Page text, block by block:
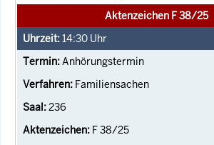
Aktenzeichen F 38/25
14:30 Uhr
Anhörungstermin
Familiensachen
236
F 38/25